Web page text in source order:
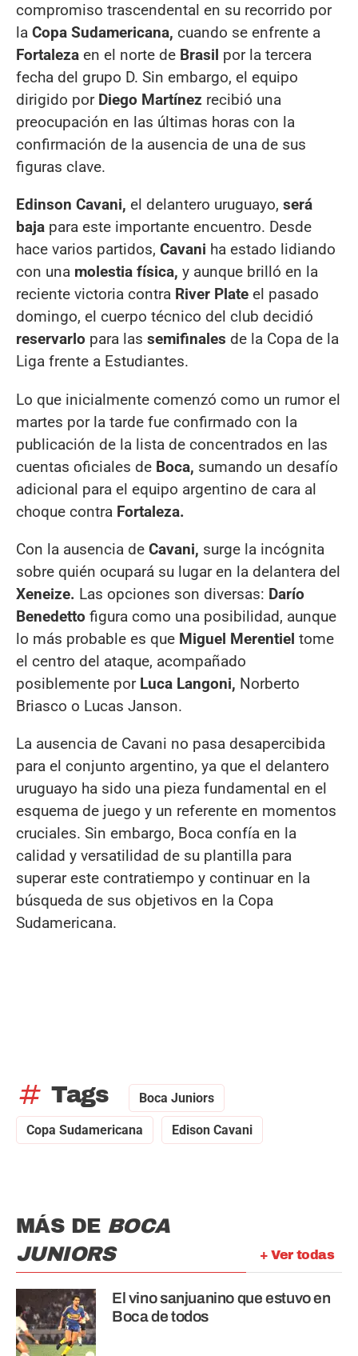
compromiso trascendental en su recorrido por
la Copa Sudamericana, cuando se enfrente a
Fortaleza en el norte de Brasil por la tercera
fecha del grupo D. Sin embargo, el equipo
dirigido por Diego Martínez recibió una
preocupación en las últimas horas con la
confirmación de la ausencia de una de sus
figuras clave.
Edinson Cavani, el delantero uruguayo, será
baja para este importante encuentro. Desde
hace varios partidos, Cavani ha estado lidiando
con una molestia física, y aunque brilló en la
reciente victoria contra River Plate el pasado
domingo, el cuerpo técnico del club decidió
reservarlo para las semifinales de la Copa de la
Liga frente a Estudiantes.
Lo que inicialmente comenzó como un rumor el
martes por la tarde fue confirmado con la
publicación de la lista de concentrados en las
cuentas oficiales de Boca, sumando un desafío
adicional para el equipo argentino de cara al
choque contra Fortaleza.
Con la ausencia de Cavani, surge la incógnita
sobre quién ocupará su lugar en la delantera del
Xeneize. Las opciones son diversas: Darío
Benedetto figura como una posibilidad, aunque
lo más probable es que Miguel Merentiel tome
el centro del ataque, acompañado
posiblemente por Luca Langoni, Norberto
Briasco o Lucas Janson.
La ausencia de Cavani no pasa desapercibida
para el conjunto argentino, ya que el delantero
uruguayo ha sido una pieza fundamental en el
esquema de juego y un referente en momentos
cruciales. Sin embargo, Boca confía en la
calidad y versatilidad de su plantilla para
superar este contratiempo y continuar en la
búsqueda de sus objetivos en la Copa
Sudamericana.
tag Tags Boca Juniors
Copa Sudamericana Edison Cavani
+ Ver todas
MÁS DE BOCA
JUNIORS
El vino sanjuanino que estuvo en
Boca de todos